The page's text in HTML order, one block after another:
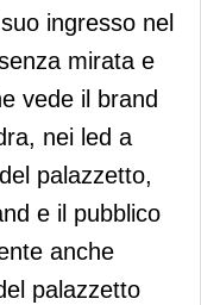
ingresso nel
mirata e
vede il brand
nei led a
palazzetto,
e il pubblico
anche
palazzetto